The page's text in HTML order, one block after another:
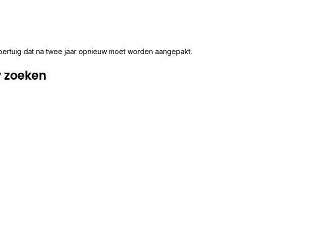
dat na twee jaar opnieuw moet worden aangepakt.